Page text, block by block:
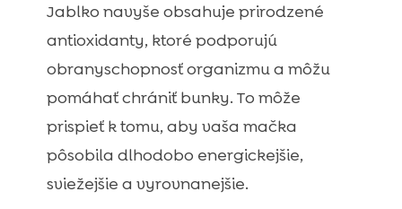
Jablko navyše obsahuje prirodzené
antioxidanty, ktoré podporujú
obranyschopnosť organizmu a môžu
pomáhať chrániť bunky. To môže
prispieť k tomu, aby vaša mačka
pôsobila dlhodobo energickejšie,
sviežejšie a vyrovnanejšie.